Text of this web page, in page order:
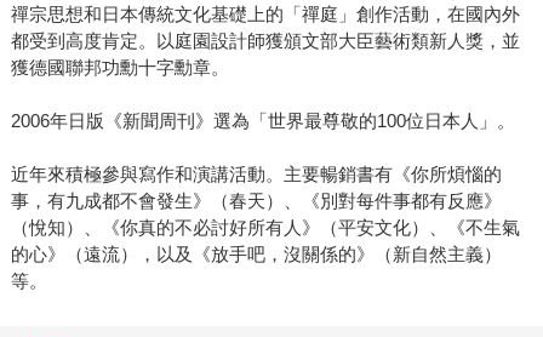
禪宗思想和日本傳統文化基礎上的「禪庭」創作活動，在國內外
都受到高度肯定。以庭園設計師獲頒文部大臣藝術類新人獎，並
獲德國聯邦功勳十字勳章。
2006年日版《新聞周刊》選為「世界最尊敬的100位日本人」。
近年來積極參與寫作和演講活動。主要暢銷書有《你所煩惱的
事，有九成都不會發生》（春天）、《別對每件事都有反應》
（悅知）、《你真的不必討好所有人》（平安文化）、《不生氣
的心》（遠流），以及《放手吧，沒關係的》（新自然主義）
等。